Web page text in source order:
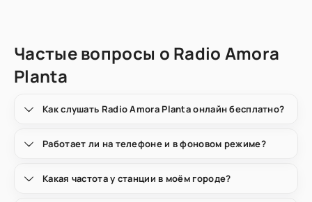
Частые вопросы о Radio Amora
Planta
Как слушать Radio Amora Planta онлайн бесплатно?
Работает ли на телефоне и в фоновом режиме?
Какая частота у станции в моём городе?